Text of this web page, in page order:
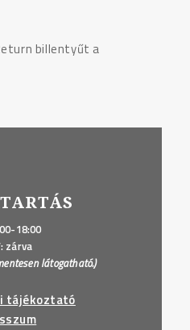
billentyűt a
18:00
zárva
látogatható.)
tájékoztató